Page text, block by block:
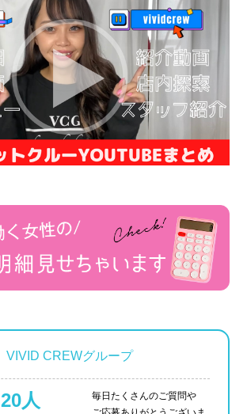
VIVID CREWグループ
20人
毎日たくさんのご質問や